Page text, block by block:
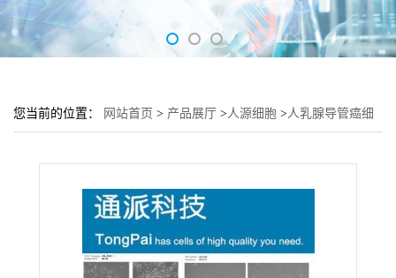
您当前的位置： 网站首页 > 产品展厅 >人源细胞 >人乳腺导管癌细